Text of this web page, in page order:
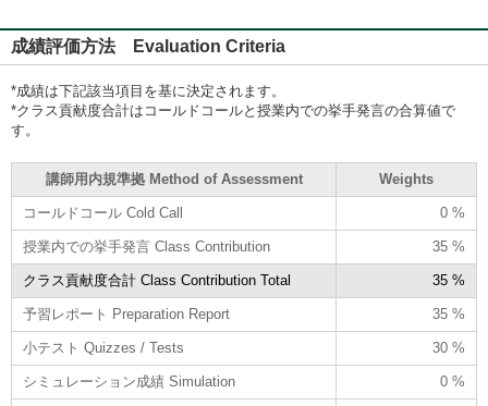
成績評価方法 Evaluation Criteria
*成績は下記該当項目を基に決定されます。
*クラス貢献度合計はコールドコールと授業内での挙手発言の合算値で
す。
講師用内規準拠 Method of Assessment Weights
コールドコール Cold Call 0 %
授業内での挙手発言 Class Contribution 35 %
クラス貢献度合計 Class Contribution Total 35 %
予習レポート Preparation Report 35 %
小テスト Quizzes / Tests 30 %
シミュレーション成績 Simulation 0 %